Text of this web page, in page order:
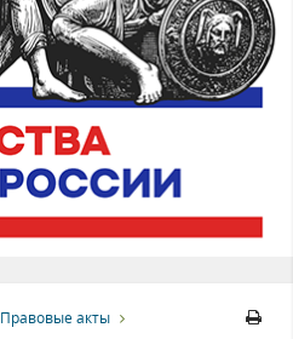
Правовые акты